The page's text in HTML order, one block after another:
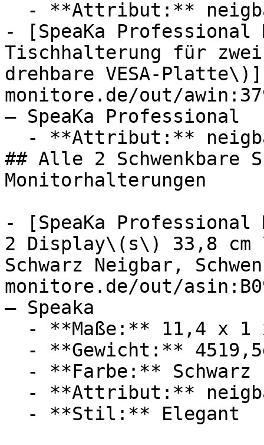
- [SpeaKa Professional
Tischhalterung für
drehbare VESA-
monitore.de/out/
— SpeaKa Professional
## Alle 2 Schwenkbare
Monitorhalterungen
- [SpeaKa Professional
2 Display\(s\) 33,8
Schwarz Neigbar,
monitore.de/out/
— Speaka